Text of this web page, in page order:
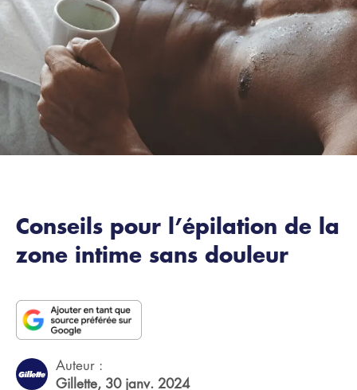
Conseils pour l’épilation de la
zone intime sans douleur
Auteur :
Gillette, 30 janv. 2024